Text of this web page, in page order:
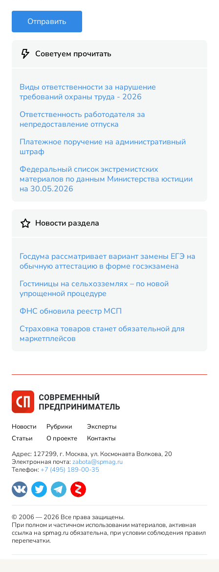
Отправить
Советуем прочитать
Виды ответственности за нарушение
требований охраны труда - 2026
Ответственность работодателя за
непредоставление отпуска
Платежное поручение на административный
штраф
Федеральный список экстремистских
материалов по данным Министерства юстиции
на 30.05.2026
Новости раздела
Госдума рассматривает вариант замены ЕГЭ на
обычную аттестацию в форме госэкзамена
Гостиницы на сельхозземлях – по новой
упрощенной процедуре
ФНС обновила реестр МСП
Страховка товаров станет обязательной для
маркетплейсов
Новости
Статьи
Рубрики
О проекте
Эксперты
Контакты
Адрес: 127299, г. Москва, ул. Космонавта Волкова, 20
Электронная почта: zabota@spmag.ru
Телефон: +7 (495) 189-00-35
© 2006 — 2026 Все права защищены.
При полном и частичном использовании материалов, активная
ссылка на spmag.ru обязательна, при условии соблюдения правил
перепечатки.